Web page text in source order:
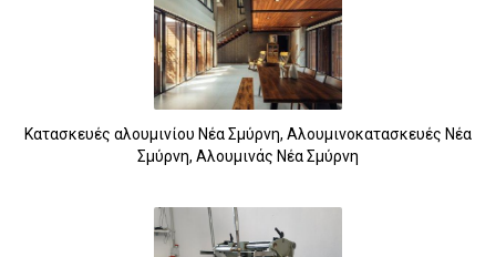
Κατασκευές αλουμινίου Νέα Σμύρνη, Αλουμινοκατασκευές Νέα
Σμύρνη, Αλουμινάς Νέα Σμύρνη